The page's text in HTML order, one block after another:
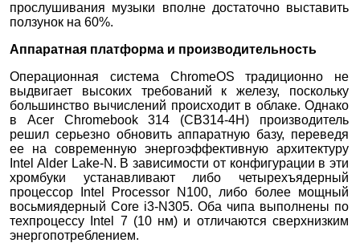
прослушивания музыки вполне достаточно выставить
ползунок на 60%.
Аппаратная платформа и производительность
Операционная система ChromeOS традиционно не
выдвигает высоких требований к железу, поскольку
большинство вычислений происходит в облаке. Однако
в Acer Chromebook 314 (CB314-4H) производитель
решил серьезно обновить аппаратную базу, переведя
ее на современную энергоэффективную архитектуру
Intel Alder Lake-N. В зависимости от конфигурации в эти
хромбуки устанавливают либо четырехъядерный
процессор Intel Processor N100, либо более мощный
восьмиядерный Core i3-N305. Оба чипа выполнены по
техпроцессу Intel 7 (10 нм) и отличаются сверхнизким
энергопотреблением.